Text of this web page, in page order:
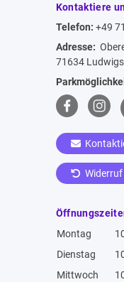
Kontaktiere
Telefon: +49
Adresse:
71634
Montag
Dienstag
Mittwoch